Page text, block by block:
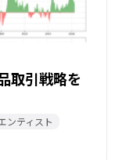
取引戦略を
ンティスト